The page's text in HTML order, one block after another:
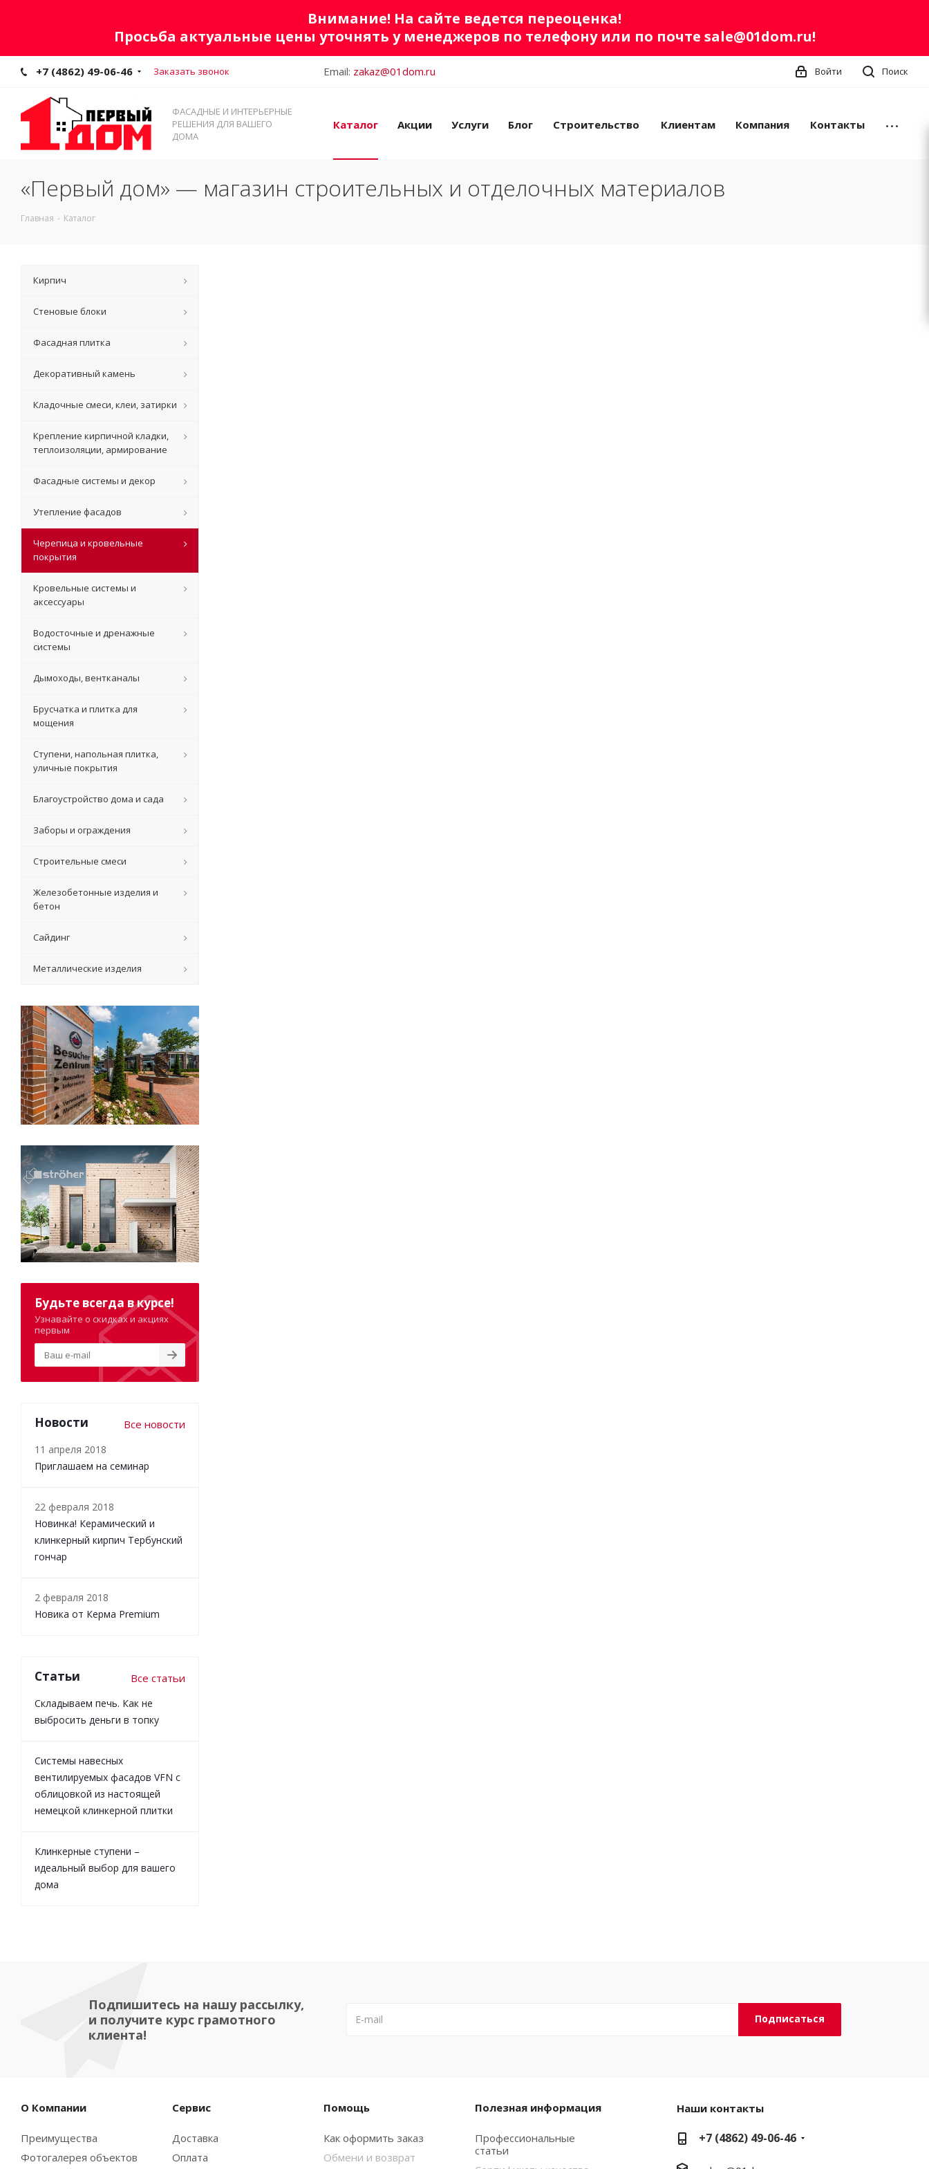
Внимание! На сайте ведется переоценка!
Просьба актуальные цены уточнять у менеджеров по телефону или по почте sale@01dom.ru!
+7 (4862) 49-06-46 Заказать звонок Email: zakaz@01dom.ru Поиск
Войти
ФАСАДНЫЕ И ИНТЕРЬЕРНЫЕ
РЕШЕНИЯ ДЛЯ ВАШЕГО
ДОМА
Каталог Акции Услуги Блог Строительство Клиентам Компания Контакты
«Первый дом» — магазин строительных и отделочных материалов
Главная - Каталог
Кирпич
Стеновые блоки
Фасадная плитка
Декоративный камень
Кладочные смеси, клеи, затирки
Крепление кирпичной кладки,
теплоизоляции, армирование
Фасадные системы и декор
Утепление фасадов
Черепица и кровельные
покрытия
Кровельные системы и
аксессуары
Водосточные и дренажные
системы
Дымоходы, вентканалы
Брусчатка и плитка для
мощения
Ступени, напольная плитка,
уличные покрытия
Благоустройство дома и сада
Заборы и ограждения
Строительные смеси
Железобетонные изделия и
бетон
Сайдинг
Металлические изделия
Будьте всегда в курсе!
Узнавайте о скидках и акциях
первым
Новости Все новости
11 апреля 2018
Приглашаем на семинар
22 февраля 2018
Новинка! Керамический и
клинкерный кирпич Тербунский
гончар
2 февраля 2018
Новика от Керма Premium
Статьи Все статьи
Складываем печь. Как не
выбросить деньги в топку
Системы навесных
вентилируемых фасадов VFN с
облицовкой из настоящей
немецкой клинкерной плитки
Клинкерные ступени –
идеальный выбор для вашего
дома
Подпишитесь на нашу рассылку,
и получите курс грамотного
клиента!
О Компании
Преимущества
Фотогалерея объектов
Сервис
Доставка
Оплата
Помощь
Как оформить заказ
Обмени и возврат
Полезная информация
Профессиональные
статьи
Наши контакты
+7 (4862) 49-06-46